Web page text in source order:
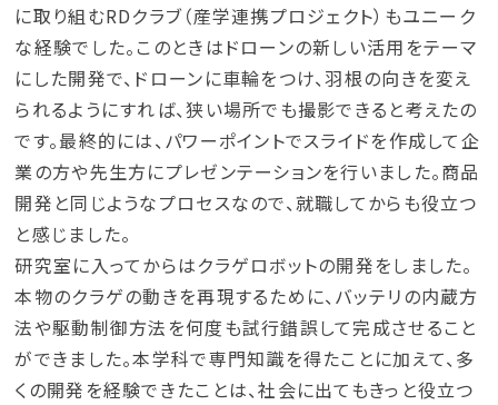
に取り組むRDクラブ（産学連携プロジェクト）もユニーク
な経験でした。このときはドローンの新しい活用をテーマ
にした開発で、ドローンに車輪をつけ、羽根の向きを変え
られるようにすれば、狭い場所でも撮影できると考えたの
です。最終的には、パワーポイントでスライドを作成して企
業の方や先生方にプレゼンテーションを行いました。商品
開発と同じようなプロセスなので、就職してからも役立つ
と感じました。
研究室に入ってからはクラゲロボットの開発をしました。
本物のクラゲの動きを再現するために、バッテリの内蔵方
法や駆動制御方法を何度も試行錯誤して完成させること
ができました。本学科で専門知識を得たことに加えて、多
くの開発を経験できたことは、社会に出てもきっと役立つ